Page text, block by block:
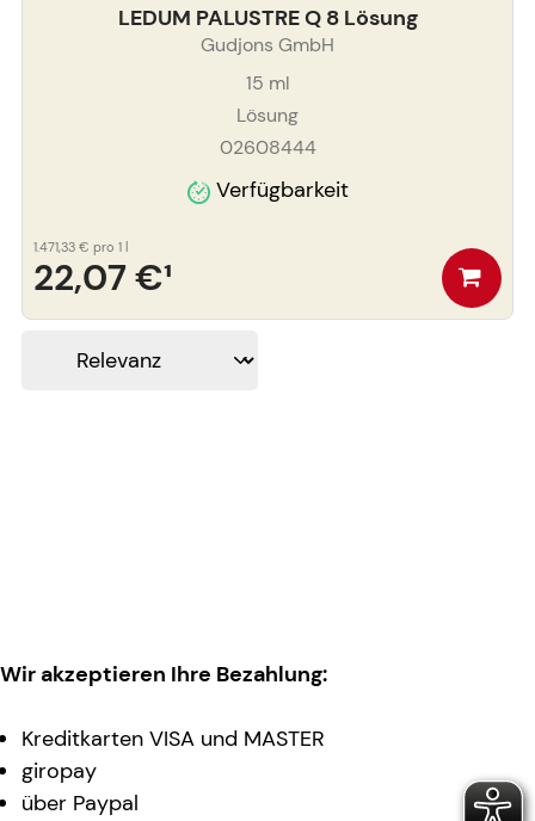
LEDUM PALUSTRE Q 8 Lösung
Gudjons GmbH
15 ml
Lösung
02608444
Verfügbarkeit
22,07 €¹
1.471,33 € pro 1 l
Wir akzeptieren Ihre Bezahlung:
Kreditkarten VISA und MASTER
giropay
über Paypal